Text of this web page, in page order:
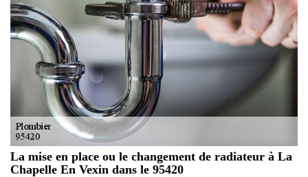
La mise en place ou le changement de radiateur à La
Chapelle En Vexin dans le 95420